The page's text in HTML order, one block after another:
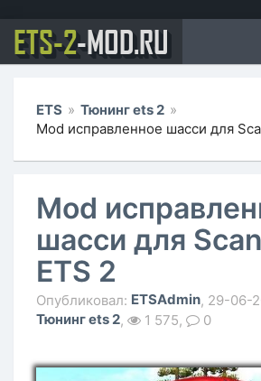
ETS-2-MOD.RU
ETS » Тюнинг ets 2 »
Mod исправленное шасси для
Mod
шасси для
ETS 2
Опубликовал: ETSAdmin, 29-06-
Тюнинг ets 2, 1 575, 0